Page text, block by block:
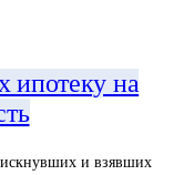
ипотеку на
и взявших